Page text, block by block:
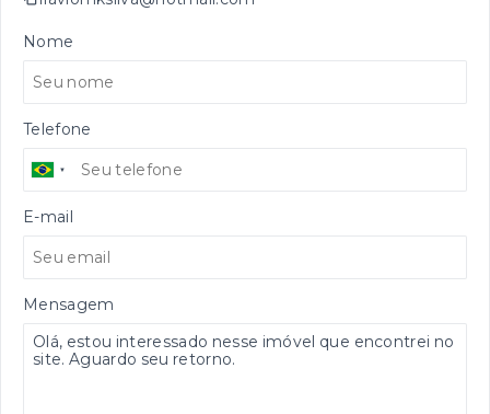
Nome
Telefone
E-mail
Mensagem